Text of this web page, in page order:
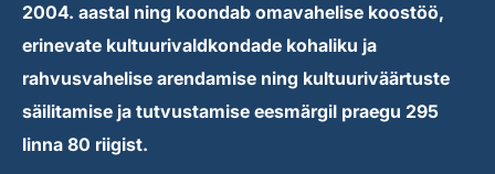
2004. aastal ning koondab omavahelise koostöö,
erinevate kultuurivaldkondade kohaliku ja
rahvusvahelise arendamise ning kultuuriväärtuste
säilitamise ja tutvustamise eesmärgil praegu 295
linna 80 riigist.